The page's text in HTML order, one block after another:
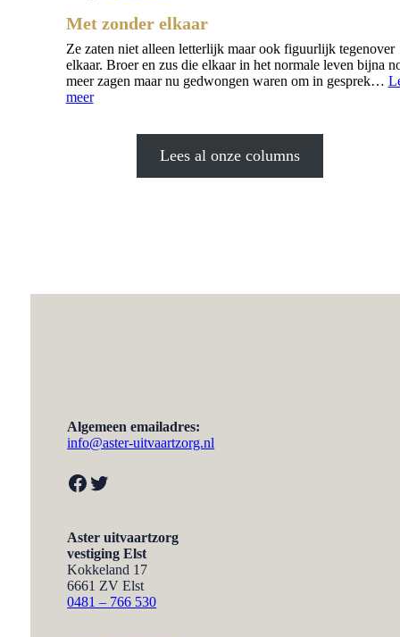
traditie
Met zonder elkaar
Ze zaten niet alleen letterlijk maar ook figuurlijk tegenover
elkaar. Broer en zus die elkaar in het normale leven bijna
meer zagen maar nu gedwongen waren om in gesprek…
meer:
Lees al onze columns
Algemeen emailadres:
info@aster-uitvaartzorg.nl
Facebook Twitter
Aster uitvaartzorg
vestiging Elst
Kokkeland 17
6661 ZV Elst
0481 – 766 530